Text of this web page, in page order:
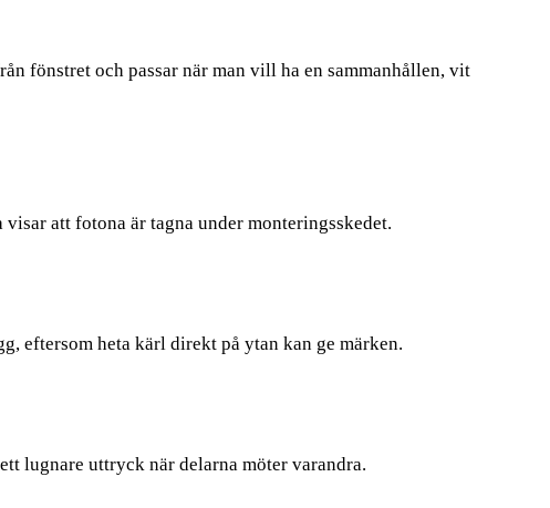
fönstret och passar när man vill ha en sammanhållen, vit
att fotona är tagna under monteringsskedet.
eftersom heta kärl direkt på ytan kan ge märken.
lugnare uttryck när delarna möter varandra.